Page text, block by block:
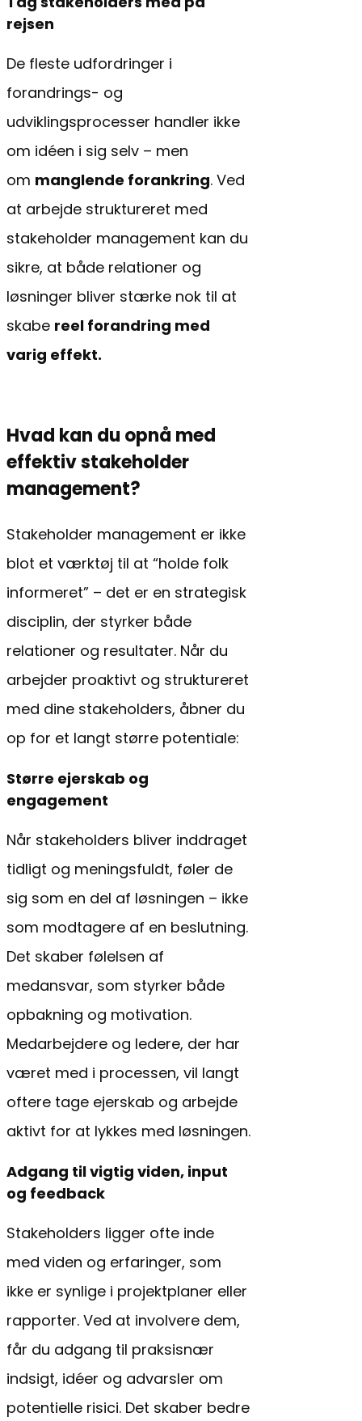
rejsen
De fleste udfordringer i
forandrings- og
udviklingsprocesser handler ikke
om idéen i sig selv – men
om manglende forankring. Ved
at arbejde struktureret med
stakeholder management kan du
sikre, at både relationer og
løsninger bliver stærke nok til at
skabe reel forandring med
varig effekt.
Hvad kan du opnå med
effektiv stakeholder
management?
Stakeholder management er ikke
blot et værktøj til at “holde folk
informeret” – det er en strategisk
disciplin, der styrker både
relationer og resultater. Når du
arbejder proaktivt og struktureret
med dine stakeholders, åbner du
op for et langt større potentiale:
Større ejerskab og
engagement
Når stakeholders bliver inddraget
tidligt og meningsfuldt, føler de
sig som en del af løsningen – ikke
som modtagere af en beslutning.
Det skaber følelsen af
medansvar, som styrker både
opbakning og motivation.
Medarbejdere og ledere, der har
været med i processen, vil langt
oftere tage ejerskab og arbejde
aktivt for at lykkes med løsningen.
Adgang til vigtig viden, input
og feedback
Stakeholders ligger ofte inde
med viden og erfaringer, som
ikke er synlige i projektplaner eller
rapporter. Ved at involvere dem,
får du adgang til praksisnær
indsigt, idéer og advarsler om
potentielle risici. Det skaber bedre